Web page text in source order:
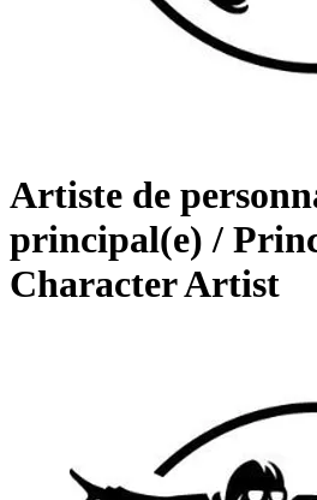
Artiste de
principal(e) /
Character Artist